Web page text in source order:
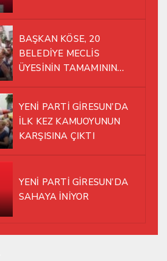
BAŞKAN KÖSE, 20
BELEDİYE MECLİS
ÜYESİNİN TAMAMININ
YÜRÜMEYE KARAR VERDİK
YENİ PARTİ GİRESUN’DA
İLK KEZ KAMUOYUNUN
KARŞISINA ÇIKTI
YENİ PARTİ GİRESUN’DA
SAHAYA İNİYOR